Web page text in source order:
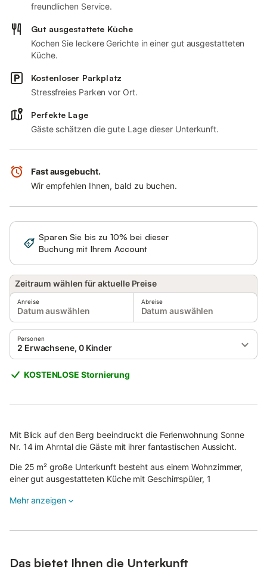
freundlichen Service.
Gut ausgestattete Küche
Kochen Sie leckere Gerichte in einer gut ausgestatteten
Küche.
Kostenloser Parkplatz
Stressfreies Parken vor Ort.
Perfekte Lage
Gäste schätzen die gute Lage dieser Unterkunft.
Fast ausgebucht.
Wir empfehlen Ihnen, bald zu buchen.
Sparen Sie bis zu 10% bei dieser
Buchung mit Ihrem Account
Zeitraum wählen für aktuelle Preise
Anreise
Datum auswählen
Abreise
Datum auswählen
Personen
2 Erwachsene, 0 Kinder
KOSTENLOSE Stornierung
Mit Blick auf den Berg beeindruckt die Ferienwohnung Sonne
Nr. 14 im Ahrntal die Gäste mit ihrer fantastischen Aussicht.
Die 25 m² große Unterkunft besteht aus einem Wohnzimmer,
einer gut ausgestatteten Küche mit Geschirrspüler, 1
Personen.
Das Highlight dieser Unterkunft ist der private Balkon.
Mehr anzeigen
Das bietet Ihnen die Unterkunft